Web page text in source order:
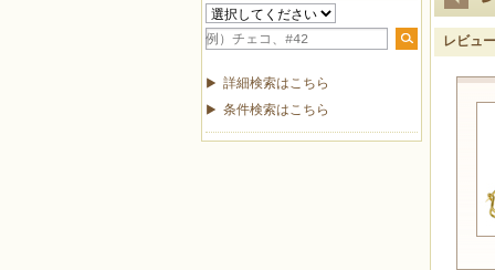
TOP まとめて探す
レビュ
詳細検索はこちら
条件検索はこちら